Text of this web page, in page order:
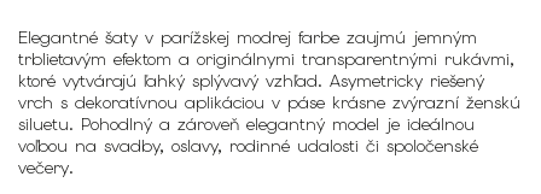
Elegantné šaty v parížskej modrej farbe zaujmú jemným
trblietavým efektom a originálnymi transparentnými rukávmi,
ktoré vytvárajú ľahký splývavý vzhľad. Asymetricky riešený
vrch s dekoratívnou aplikáciou v páse krásne zvýrazní ženskú
siluetu. Pohodlný a zároveň elegantný model je ideálnou
voľbou na svadby, oslavy, rodinné udalosti či spoločenské
večery.